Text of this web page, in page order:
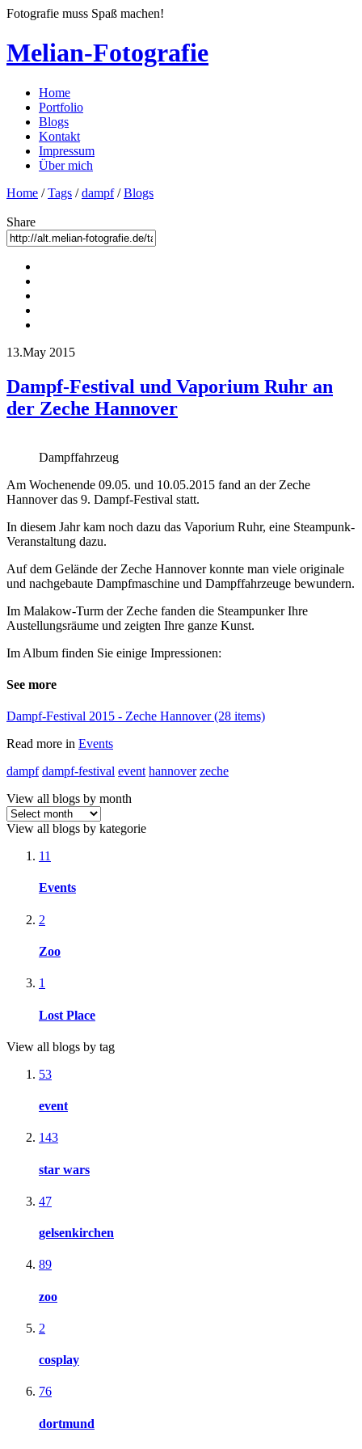
Fotografie muss Spaß machen!
Melian-Fotografie
Home
Portfolio
Blogs
Kontakt
Impressum
Über mich
Home /Tags /dampf/Blogs
Share
13.May 2015
Dampf-Festival und Vaporium Ruhr an
der Zeche Hannover
Dampffahrzeug
Am Wochenende 09.05. und 10.05.2015 fand an der Zeche
Hannover das 9. Dampf-Festival statt.
In diesem Jahr kam noch dazu das Vaporium Ruhr, eine Steampunk-
Veranstaltung dazu.
Auf dem Gelände der Zeche Hannover konnte man viele originale
und nachgebaute Dampfmaschine und Dampffahrzeuge bewundern.
Im Malakow-Turm der Zeche fanden die Steampunker Ihre
Austellungsräume und zeigten Ihre ganze Kunst.
Im Album finden Sie einige Impressionen:
See more
Dampf-Festival 2015 - Zeche Hannover (28 items)
Read more in Events
dampf dampf-festival event hannover zeche
View all blogs by month
View all blogs by kategorie
11
Events
2
Zoo
1
Lost Place
View all blogs by tag
53
event
143
star wars
47
gelsenkirchen
89
zoo
2
cosplay
76
dortmund